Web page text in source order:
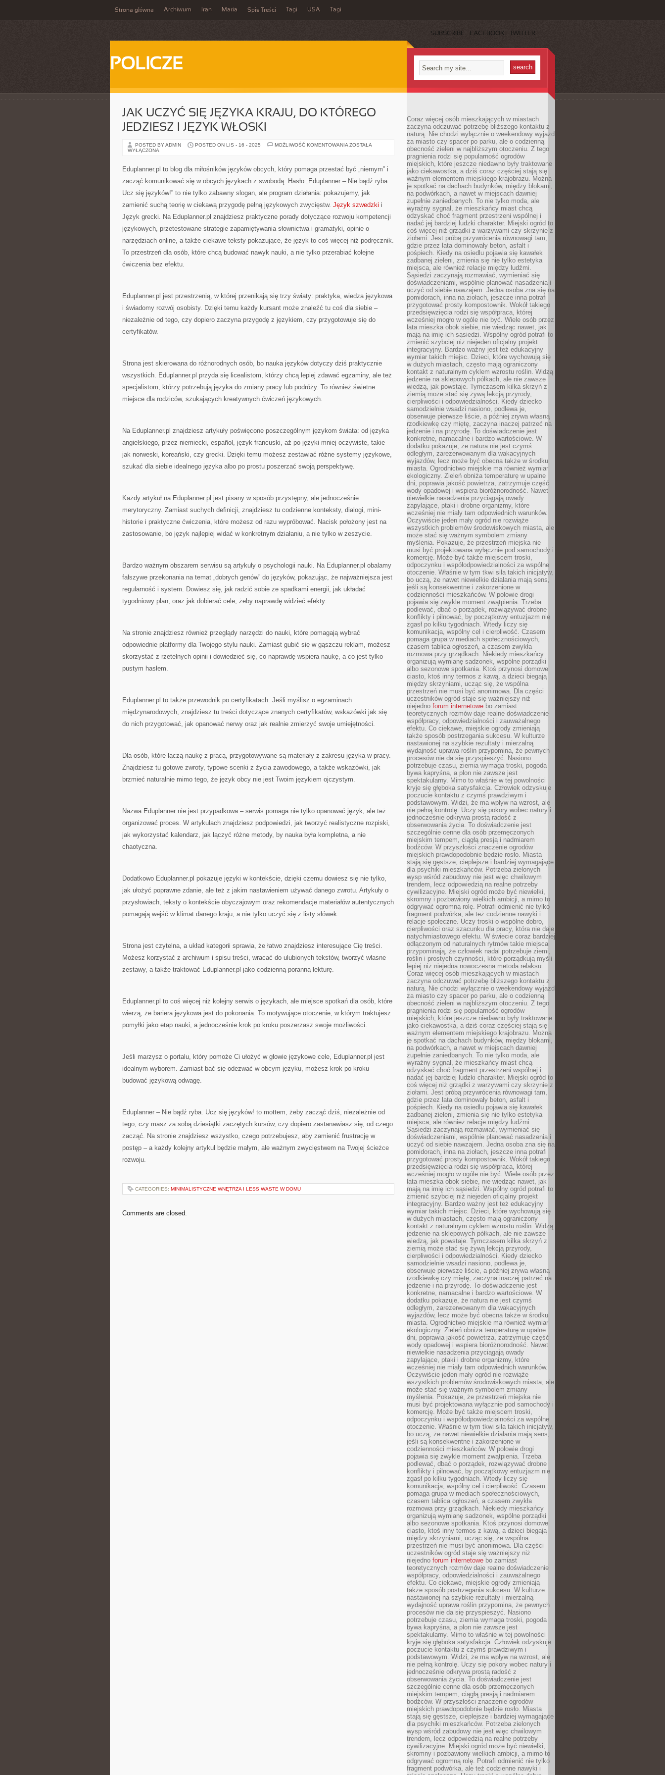
Strona główna Archiwum Iran Maria Spis Treści Tagi USA Tagi
SUBSCRIBE FACEBOOK TWITTER
POLICZE
JAK UCZYĆ SIĘ JĘZYKA KRAJU, DO KTÓREGO
JEDZIESZ I JĘZYK WŁOSKI
POSTED BY ADMIN POSTED ON LIS - 16 - 2025 MOŻLIWOŚĆ KOMENTOWANIA JAK
KRAJU,
DO
JEDZIESZ
JĘZYK
ZOSTAŁA
WYŁĄCZONA
Eduplanner.pl to blog dla miłośników języków obcych, który pomaga przestać być „niemym” i
zacząć komunikować się w obcych językach z swobodą. Hasło „Eduplanner – Nie bądź ryba.
Ucz się języków!” to nie tylko zabawny slogan, ale program działania: pokazujemy, jak
zamienić suchą teorię w ciekawą przygodę pełną językowych zwycięstw. Język szwedzki i
Język grecki. Na Eduplanner.pl znajdziesz praktyczne porady dotyczące rozwoju kompetencji
językowych, przetestowane strategie zapamiętywania słownictwa i gramatyki, opinie o
narzędziach online, a także ciekawe teksty pokazujące, że język to coś więcej niż podręcznik.
To przestrzeń dla osób, które chcą budować nawyk nauki, a nie tylko przerabiać kolejne
ćwiczenia bez efektu.
Eduplanner.pl jest przestrzenią, w której przenikają się trzy światy: praktyka, wiedza językowa
i świadomy rozwój osobisty. Dzięki temu każdy kursant może znaleźć tu coś dla siebie –
niezależnie od tego, czy dopiero zaczyna przygodę z językiem, czy przygotowuje się do
certyfikatów.
Strona jest skierowana do różnorodnych osób, bo nauka języków dotyczy dziś praktycznie
wszystkich. Eduplanner.pl przyda się licealistom, którzy chcą lepiej zdawać egzaminy, ale też
specjalistom, którzy potrzebują języka do zmiany pracy lub podróży. To również świetne
miejsce dla rodziców, szukających kreatywnych ćwiczeń językowych.
Na Eduplanner.pl znajdziesz artykuły poświęcone poszczególnym językom świata: od języka
angielskiego, przez niemiecki, español, język francuski, aż po języki mniej oczywiste, takie
jak norweski, koreański, czy grecki. Dzięki temu możesz zestawiać różne systemy językowe,
szukać dla siebie idealnego języka albo po prostu poszerzać swoją perspektywę.
Każdy artykuł na Eduplanner.pl jest pisany w sposób przystępny, ale jednocześnie
merytoryczny. Zamiast suchych definicji, znajdziesz tu codzienne konteksty, dialogi, mini-
historie i praktyczne ćwiczenia, które możesz od razu wypróbować. Nacisk położony jest na
zastosowanie, bo język najlepiej widać w konkretnym działaniu, a nie tylko w zeszycie.
Bardzo ważnym obszarem serwisu są artykuły o psychologii nauki. Na Eduplanner.pl obalamy
fałszywe przekonania na temat „dobrych genów” do języków, pokazując, że najważniejsza jest
regularność i system. Dowiesz się, jak radzić sobie ze spadkami energii, jak układać
tygodniowy plan, oraz jak dobierać cele, żeby naprawdę widzieć efekty.
Na stronie znajdziesz również przeglądy narzędzi do nauki, które pomagają wybrać
odpowiednie platformy dla Twojego stylu nauki. Zamiast gubić się w gąszczu reklam, możesz
skorzystać z rzetelnych opinii i dowiedzieć się, co naprawdę wspiera naukę, a co jest tylko
pustym hasłem.
Eduplanner.pl to także przewodnik po certyfikatach. Jeśli myślisz o egzaminach
międzynarodowych, znajdziesz tu treści dotyczące znanych certyfikatów, wskazówki jak się
do nich przygotować, jak opanować nerwy oraz jak realnie zmierzyć swoje umiejętności.
Dla osób, które łączą naukę z pracą, przygotowywane są materiały z zakresu języka w pracy.
Znajdziesz tu gotowe zwroty, typowe scenki z życia zawodowego, a także wskazówki, jak
brzmieć naturalnie mimo tego, że język obcy nie jest Twoim językiem ojczystym.
Nazwa Eduplanner nie jest przypadkowa – serwis pomaga nie tylko opanować język, ale też
organizować proces. W artykułach znajdziesz podpowiedzi, jak tworzyć realistyczne rozpiski,
jak wykorzystać kalendarz, jak łączyć różne metody, by nauka była kompletna, a nie
chaotyczna.
Dodatkowo Eduplanner.pl pokazuje języki w kontekście, dzięki czemu dowiesz się nie tylko,
jak ułożyć poprawne zdanie, ale też z jakim nastawieniem używać danego zwrotu. Artykuły o
przysłowiach, teksty o kontekście obyczajowym oraz rekomendacje materiałów autentycznych
pomagają wejść w klimat danego kraju, a nie tylko uczyć się z listy słówek.
Strona jest czytelna, a układ kategorii sprawia, że łatwo znajdziesz interesujące Cię treści.
Możesz korzystać z archiwum i spisu treści, wracać do ulubionych tekstów, tworzyć własne
zestawy, a także traktować Eduplanner.pl jako codzienną poranną lekturę.
Eduplanner.pl to coś więcej niż kolejny serwis o językach, ale miejsce spotkań dla osób, które
wierzą, że bariera językowa jest do pokonania. To motywujące otoczenie, w którym traktujesz
pomyłki jako etap nauki, a jednocześnie krok po kroku poszerzasz swoje możliwości.
Jeśli marzysz o portalu, który pomoże Ci ułożyć w głowie językowe cele, Eduplanner.pl jest
idealnym wyborem. Zamiast bać się odezwać w obcym języku, możesz krok po kroku
budować językową odwagę.
Eduplanner – Nie bądź ryba. Ucz się języków! to mottem, żeby zacząć dziś, niezależnie od
tego, czy masz za sobą dziesiątki zaczętych kursów, czy dopiero zastanawiasz się, od czego
zacząć. Na stronie znajdziesz wszystko, czego potrzebujesz, aby zamienić frustrację w
postęp – a każdy kolejny artykuł będzie małym, ale ważnym zwycięstwem na Twojej ścieżce
rozwoju.
CATEGORIES: MINIMALISTYCZNE WNĘTRZA I LESS WASTE W DOMU
Comments are closed.
Coraz więcej osób mieszkających w miastach
zaczyna odczuwać potrzebę bliższego kontaktu z
naturą. Nie chodzi wyłącznie o weekendowy wyjazd
za miasto czy spacer po parku, ale o codzienną
obecność zieleni w najbliższym otoczeniu. Z tego
pragnienia rodzi się popularność ogrodów
miejskich, które jeszcze niedawno były traktowane
jako ciekawostka, a dziś coraz częściej stają się
ważnym elementem miejskiego krajobrazu. Można
je spotkać na dachach budynków, między blokami,
na podwórkach, a nawet w miejscach dawniej
zupełnie zaniedbanych. To nie tylko moda, ale
wyraźny sygnał, że mieszkańcy miast chcą
odzyskać choć fragment przestrzeni wspólnej i
nadać jej bardziej ludzki charakter. Miejski ogród to
coś więcej niż grządki z warzywami czy skrzynie z
ziołami. Jest próbą przywrócenia równowagi tam,
gdzie przez lata dominowały beton, asfalt i
pośpiech. Kiedy na osiedlu pojawia się kawałek
zadbanej zieleni, zmienia się nie tylko estetyka
miejsca, ale również relacje między ludźmi.
Sąsiedzi zaczynają rozmawiać, wymieniać się
doświadczeniami, wspólnie planować nasadzenia i
uczyć od siebie nawzajem. Jedna osoba zna się na
pomidorach, inna na ziołach, jeszcze inna potrafi
przygotować prosty kompostownik. Wokół takiego
przedsięwzięcia rodzi się współpraca, której
wcześniej mogło w ogóle nie być. Wiele osób przez
lata mieszka obok siebie, nie wiedząc nawet, jak
mają na imię ich sąsiedzi. Wspólny ogród potrafi to
zmienić szybciej niż niejeden oficjalny projekt
integracyjny. Bardzo ważny jest też edukacyjny
wymiar takich miejsc. Dzieci, które wychowują się
w dużych miastach, często mają ograniczony
kontakt z naturalnym cyklem wzrostu roślin. Widzą
jedzenie na sklepowych półkach, ale nie zawsze
wiedzą, jak powstaje. Tymczasem kilka skrzyń z
ziemią może stać się żywą lekcją przyrody,
cierpliwości i odpowiedzialności. Kiedy dziecko
samodzielnie wsadzi nasiono, podlewa je,
obserwuje pierwsze liście, a później zrywa własną
rzodkiewkę czy miętę, zaczyna inaczej patrzeć na
jedzenie i na przyrodę. To doświadczenie jest
konkretne, namacalne i bardzo wartościowe. W
dodatku pokazuje, że natura nie jest czymś
odległym, zarezerwowanym dla wakacyjnych
wyjazdów, lecz może być obecna także w środku
miasta. Ogrodnictwo miejskie ma również wymiar
ekologiczny. Zieleń obniża temperaturę w upalne
dni, poprawia jakość powietrza, zatrzymuje część
wody opadowej i wspiera bioróżnorodność. Nawet
niewielkie nasadzenia przyciągają owady
zapylające, ptaki i drobne organizmy, które
wcześniej nie miały tam odpowiednich warunków.
Oczywiście jeden mały ogród nie rozwiąże
wszystkich problemów środowiskowych miasta, ale
może stać się ważnym symbolem zmiany
myślenia. Pokazuje, że przestrzeń miejska nie
musi być projektowana wyłącznie pod samochody i
komercję. Może być także miejscem troski,
odpoczynku i współodpowiedzialności za wspólne
otoczenie. Właśnie w tym tkwi siła takich inicjatyw,
bo uczą, że nawet niewielkie działania mają sens,
jeśli są konsekwentne i zakorzenione w
codzienności mieszkańców. W połowie drogi
pojawia się zwykle moment zwątpienia. Trzeba
podlewać, dbać o porządek, rozwiązywać drobne
konflikty i pilnować, by początkowy entuzjazm nie
zgasł po kilku tygodniach. Wtedy liczy się
komunikacja, wspólny cel i cierpliwość. Czasem
pomaga grupa w mediach społecznościowych,
czasem tablica ogłoszeń, a czasem zwykła
rozmowa przy grządkach. Niekiedy mieszkańcy
organizują wymianę sadzonek, wspólne porządki
albo sezonowe spotkania. Ktoś przynosi domowe
ciasto, ktoś inny termos z kawą, a dzieci biegają
między skrzyniami, ucząc się, że wspólna
przestrzeń nie musi być anonimowa. Dla części
uczestników ogród staje się ważniejszy niż
niejedno forum internetowe bo zamiast
teoretycznych rozmów daje realne doświadczenie
współpracy, odpowiedzialności i zauważalnego
efektu. Co ciekawe, miejskie ogrody zmieniają
także sposób postrzegania sukcesu. W kulturze
nastawionej na szybkie rezultaty i mierzalną
wydajność uprawa roślin przypomina, że pewnych
procesów nie da się przyspieszyć. Nasiono
potrzebuje czasu, ziemia wymaga troski, pogoda
bywa kapryśna, a plon nie zawsze jest
spektakularny. Mimo to właśnie w tej powolności
kryje się głęboka satysfakcja. Człowiek odzyskuje
poczucie kontaktu z czymś prawdziwym i
podstawowym. Widzi, że ma wpływ na wzrost, ale
nie pełną kontrolę. Uczy się pokory wobec natury i
jednocześnie odkrywa prostą radość z
obserwowania życia. To doświadczenie jest
szczególnie cenne dla osób przemęczonych
miejskim tempem, ciągłą presją i nadmiarem
bodźców. W przyszłości znaczenie ogrodów
miejskich prawdopodobnie będzie rosło. Miasta
stają się gęstsze, cieplejsze i bardziej wymagające
dla psychiki mieszkańców. Potrzeba zielonych
wysp wśród zabudowy nie jest więc chwilowym
trendem, lecz odpowiedzią na realne potrzeby
cywilizacyjne. Miejski ogród może być niewielki,
skromny i pozbawiony wielkich ambicji, a mimo to
odgrywać ogromną rolę. Potrafi odmienić nie tylko
fragment podwórka, ale też codzienne nawyki i
relacje społeczne. Uczy troski o wspólne dobro,
cierpliwości oraz szacunku dla pracy, która nie daje
natychmiastowego efektu. W świecie coraz bardziej
odłączonym od naturalnych rytmów takie miejsca
przypominają, że człowiek nadal potrzebuje ziemi,
roślin i prostych czynności, które porządkują myśli
lepiej niż niejedna nowoczesna metoda relaksu.
Coraz więcej osób mieszkających w miastach
zaczyna odczuwać potrzebę bliższego kontaktu z
naturą. Nie chodzi wyłącznie o weekendowy wyjazd
za miasto czy spacer po parku, ale o codzienną
obecność zieleni w najbliższym otoczeniu. Z tego
pragnienia rodzi się popularność ogrodów
miejskich, które jeszcze niedawno były traktowane
jako ciekawostka, a dziś coraz częściej stają się
ważnym elementem miejskiego krajobrazu. Można
je spotkać na dachach budynków, między blokami,
na podwórkach, a nawet w miejscach dawniej
zupełnie zaniedbanych. To nie tylko moda, ale
wyraźny sygnał, że mieszkańcy miast chcą
odzyskać choć fragment przestrzeni wspólnej i
nadać jej bardziej ludzki charakter. Miejski ogród to
coś więcej niż grządki z warzywami czy skrzynie z
ziołami. Jest próbą przywrócenia równowagi tam,
gdzie przez lata dominowały beton, asfalt i
pośpiech. Kiedy na osiedlu pojawia się kawałek
zadbanej zieleni, zmienia się nie tylko estetyka
miejsca, ale również relacje między ludźmi.
Sąsiedzi zaczynają rozmawiać, wymieniać się
doświadczeniami, wspólnie planować nasadzenia i
uczyć od siebie nawzajem. Jedna osoba zna się na
pomidorach, inna na ziołach, jeszcze inna potrafi
przygotować prosty kompostownik. Wokół takiego
przedsięwzięcia rodzi się współpraca, której
wcześniej mogło w ogóle nie być. Wiele osób przez
lata mieszka obok siebie, nie wiedząc nawet, jak
mają na imię ich sąsiedzi. Wspólny ogród potrafi to
zmienić szybciej niż niejeden oficjalny projekt
integracyjny. Bardzo ważny jest też edukacyjny
wymiar takich miejsc. Dzieci, które wychowują się
w dużych miastach, często mają ograniczony
kontakt z naturalnym cyklem wzrostu roślin. Widzą
jedzenie na sklepowych półkach, ale nie zawsze
wiedzą, jak powstaje. Tymczasem kilka skrzyń z
ziemią może stać się żywą lekcją przyrody,
cierpliwości i odpowiedzialności. Kiedy dziecko
samodzielnie wsadzi nasiono, podlewa je,
obserwuje pierwsze liście, a później zrywa własną
rzodkiewkę czy miętę, zaczyna inaczej patrzeć na
jedzenie i na przyrodę. To doświadczenie jest
konkretne, namacalne i bardzo wartościowe. W
dodatku pokazuje, że natura nie jest czymś
odległym, zarezerwowanym dla wakacyjnych
wyjazdów, lecz może być obecna także w środku
miasta. Ogrodnictwo miejskie ma również wymiar
ekologiczny. Zieleń obniża temperaturę w upalne
dni, poprawia jakość powietrza, zatrzymuje część
wody opadowej i wspiera bioróżnorodność. Nawet
niewielkie nasadzenia przyciągają owady
zapylające, ptaki i drobne organizmy, które
wcześniej nie miały tam odpowiednich warunków.
Oczywiście jeden mały ogród nie rozwiąże
wszystkich problemów środowiskowych miasta, ale
może stać się ważnym symbolem zmiany
myślenia. Pokazuje, że przestrzeń miejska nie
musi być projektowana wyłącznie pod samochody i
komercję. Może być także miejscem troski,
odpoczynku i współodpowiedzialności za wspólne
otoczenie. Właśnie w tym tkwi siła takich inicjatyw,
bo uczą, że nawet niewielkie działania mają sens,
jeśli są konsekwentne i zakorzenione w
codzienności mieszkańców. W połowie drogi
pojawia się zwykle moment zwątpienia. Trzeba
podlewać, dbać o porządek, rozwiązywać drobne
konflikty i pilnować, by początkowy entuzjazm nie
zgasł po kilku tygodniach. Wtedy liczy się
komunikacja, wspólny cel i cierpliwość. Czasem
pomaga grupa w mediach społecznościowych,
czasem tablica ogłoszeń, a czasem zwykła
rozmowa przy grządkach. Niekiedy mieszkańcy
organizują wymianę sadzonek, wspólne porządki
albo sezonowe spotkania. Ktoś przynosi domowe
ciasto, ktoś inny termos z kawą, a dzieci biegają
między skrzyniami, ucząc się, że wspólna
przestrzeń nie musi być anonimowa. Dla części
uczestników ogród staje się ważniejszy niż
niejedno forum internetowe bo zamiast
teoretycznych rozmów daje realne doświadczenie
współpracy, odpowiedzialności i zauważalnego
efektu. Co ciekawe, miejskie ogrody zmieniają
także sposób postrzegania sukcesu. W kulturze
nastawionej na szybkie rezultaty i mierzalną
wydajność uprawa roślin przypomina, że pewnych
procesów nie da się przyspieszyć. Nasiono
potrzebuje czasu, ziemia wymaga troski, pogoda
bywa kapryśna, a plon nie zawsze jest
spektakularny. Mimo to właśnie w tej powolności
kryje się głęboka satysfakcja. Człowiek odzyskuje
poczucie kontaktu z czymś prawdziwym i
podstawowym. Widzi, że ma wpływ na wzrost, ale
nie pełną kontrolę. Uczy się pokory wobec natury i
jednocześnie odkrywa prostą radość z
obserwowania życia. To doświadczenie jest
szczególnie cenne dla osób przemęczonych
miejskim tempem, ciągłą presją i nadmiarem
bodźców. W przyszłości znaczenie ogrodów
miejskich prawdopodobnie będzie rosło. Miasta
stają się gęstsze, cieplejsze i bardziej wymagające
dla psychiki mieszkańców. Potrzeba zielonych
wysp wśród zabudowy nie jest więc chwilowym
trendem, lecz odpowiedzią na realne potrzeby
cywilizacyjne. Miejski ogród może być niewielki,
skromny i pozbawiony wielkich ambicji, a mimo to
odgrywać ogromną rolę. Potrafi odmienić nie tylko
fragment podwórka, ale też codzienne nawyki i